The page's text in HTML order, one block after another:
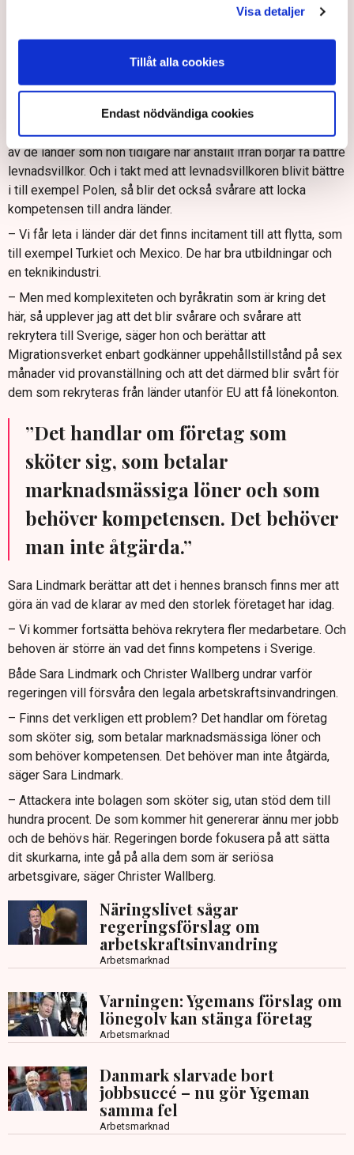
Visa detaljer
Tillåt alla cookies
Endast nödvändiga cookies
med kaffe. Och det är så det kommer att fungera igen, om
regeringen återigen inför arbetsmarknadsprövning, säger han.
Sara Lindmark konstaterar också att det redan nu börjar bli
alltmer svårt att rekrytera från andra länder, eftersom många
av de länder som hon tidigare har anställt ifrån börjar få bättre
levnadsvillkor. Och i takt med att levnadsvillkoren blivit bättre
i till exempel Polen, så blir det också svårare att locka
kompetensen till andra länder.
– Vi får leta i länder där det finns incitament till att flytta, som
till exempel Turkiet och Mexico. De har bra utbildningar och
en teknikindustri.
– Men med komplexiteten och byråkratin som är kring det
här, så upplever jag att det blir svårare och svårare att
rekrytera till Sverige, säger hon och berättar att
Migrationsverket enbart godkänner uppehållstillstånd på sex
månader vid provanställning och att det därmed blir svårt för
dem som rekryteras från länder utanför EU att få lönekonton.
”Det handlar om företag som
sköter sig, som betalar
marknadsmässiga löner och som
behöver kompetensen. Det behöver
man inte åtgärda.”
Sara Lindmark berättar att det i hennes bransch finns mer att
göra än vad de klarar av med den storlek företaget har idag.
– Vi kommer fortsätta behöva rekrytera fler medarbetare. Och
behoven är större än vad det finns kompetens i Sverige.
Både Sara Lindmark och Christer Wallberg undrar varför
regeringen vill försvåra den legala arbetskraftsinvandringen.
– Finns det verkligen ett problem? Det handlar om företag
som sköter sig, som betalar marknadsmässiga löner och
som behöver kompetensen. Det behöver man inte åtgärda,
säger Sara Lindmark.
– Attackera inte bolagen som sköter sig, utan stöd dem till
hundra procent. De som kommer hit genererar ännu mer jobb
och de behövs här. Regeringen borde fokusera på att sätta
dit skurkarna, inte gå på alla dem som är seriösa
arbetsgivare, säger Christer Wallberg.
Näringslivet sågar
regeringsförslag om
arbetskraftsinvandring
Arbetsmarknad
Varningen: Ygemans förslag om
lönegolv kan stänga företag
Arbetsmarknad
Danmark slarvade bort
jobbsuccé – nu gör Ygeman
samma fel
Arbetsmarknad